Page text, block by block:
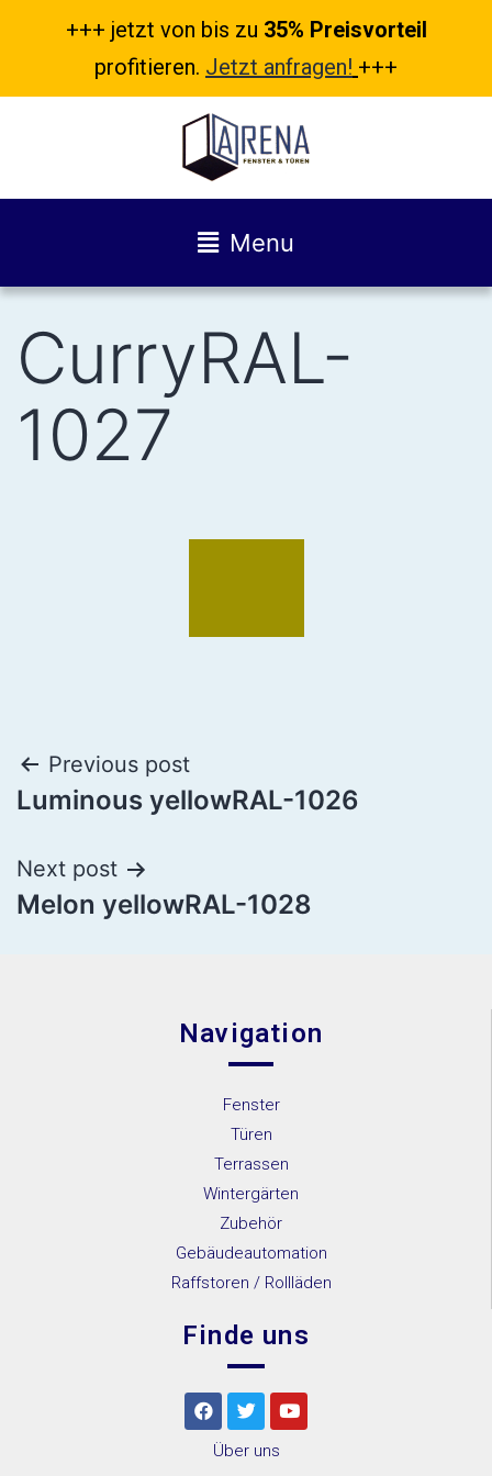
+++ jetzt von bis zu 35% Preisvorteil
profitieren. Jetzt anfragen! +++
Menu
CurryRAL-
1027
Previous post
Luminous yellowRAL-1026
Next post
Melon yellowRAL-1028
Navigation
Fenster
Türen
Terrassen
Wintergärten
Zubehör
Gebäudeautomation
Raffstoren / Rollläden
Finde uns
Über uns